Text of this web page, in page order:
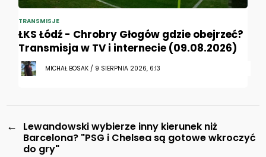
TRANSMISJE
ŁKS Łódź - Chrobry Głogów gdzie obejrzeć?
Transmisja w TV i internecie (09.08.2026)
MICHAŁ BOSAK / 9 SIERPNIA 2026, 6:13
←
Lewandowski wybierze inny kierunek niż
Barcelona? "PSG i Chelsea są gotowe wkroczyć
do gry"